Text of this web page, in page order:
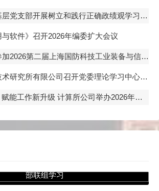
部开展树立和践行正确政绩观学习教育联组学习活动
与软件》召开2026年编委扩大会议
第二届上海国防科技工业装备与信息技术博览会
开党委理论学习中心组学习（扩大）会——专题学习习近平总书记关于树立和践行正确政绩观的重要论述
新升级 计算所公司举办2026年度“马力全开AI赋能”开题答辩
中共四大纪念馆开展主题党日党支
部联组学习